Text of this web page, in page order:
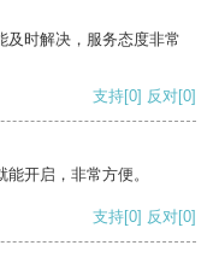
及时解决，服务态度非常
支持[0] 反对[0]
开启，非常方便。
支持[0] 反对[0]